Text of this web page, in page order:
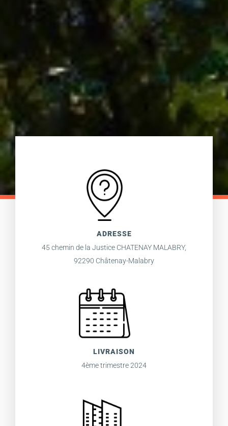
ADRESSE
45 chemin de la Justice CHATENAY MALABRY,
92290 Châtenay-Malabry
LIVRAISON
4ème trimestre 2024